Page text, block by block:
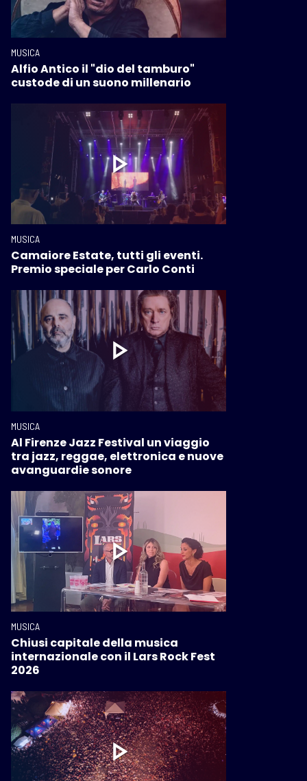
MUSICA
Alfio Antico il "dio del tamburo"
custode di un suono millenario
MUSICA
Camaiore Estate, tutti gli eventi.
Premio speciale per Carlo Conti
MUSICA
Al Firenze Jazz Festival un viaggio
tra jazz, reggae, elettronica e nuove
avanguardie sonore
MUSICA
Chiusi capitale della musica
internazionale con il Lars Rock Fest
2026